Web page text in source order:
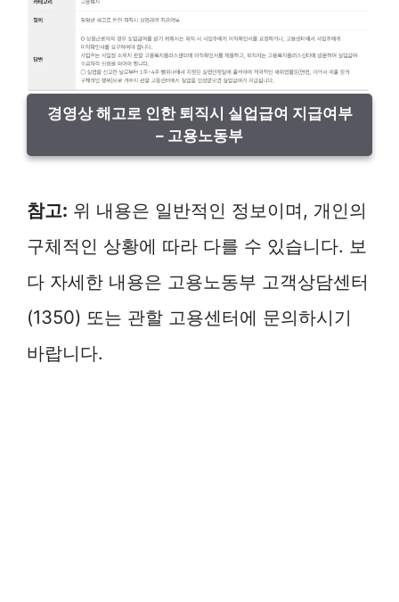
경영상 해고로 인한 퇴직시 실업급여 지급여부
– 고용노동부
참고: 위 내용은 일반적인 정보이며, 개인의
구체적인 상황에 따라 다를 수 있습니다. 보
다 자세한 내용은 고용노동부 고객상담센터
(1350) 또는 관할 고용센터에 문의하시기
바랍니다.